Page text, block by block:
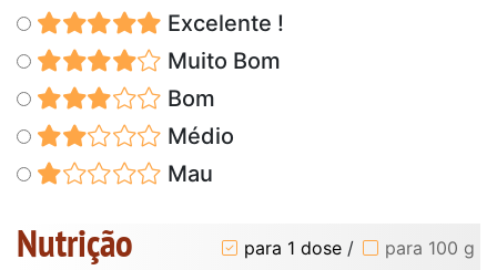
Excelente !
Muito Bom
Bom
Médio
Mau
Nutrição para 1 dose / para 100 g